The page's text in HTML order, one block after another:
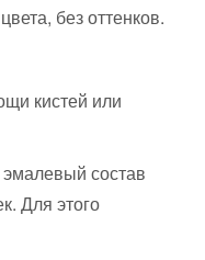
без оттенков.
кистей или
состав
Для этого